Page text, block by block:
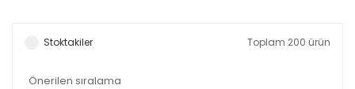
Stoktakiler Toplam 200 ürün